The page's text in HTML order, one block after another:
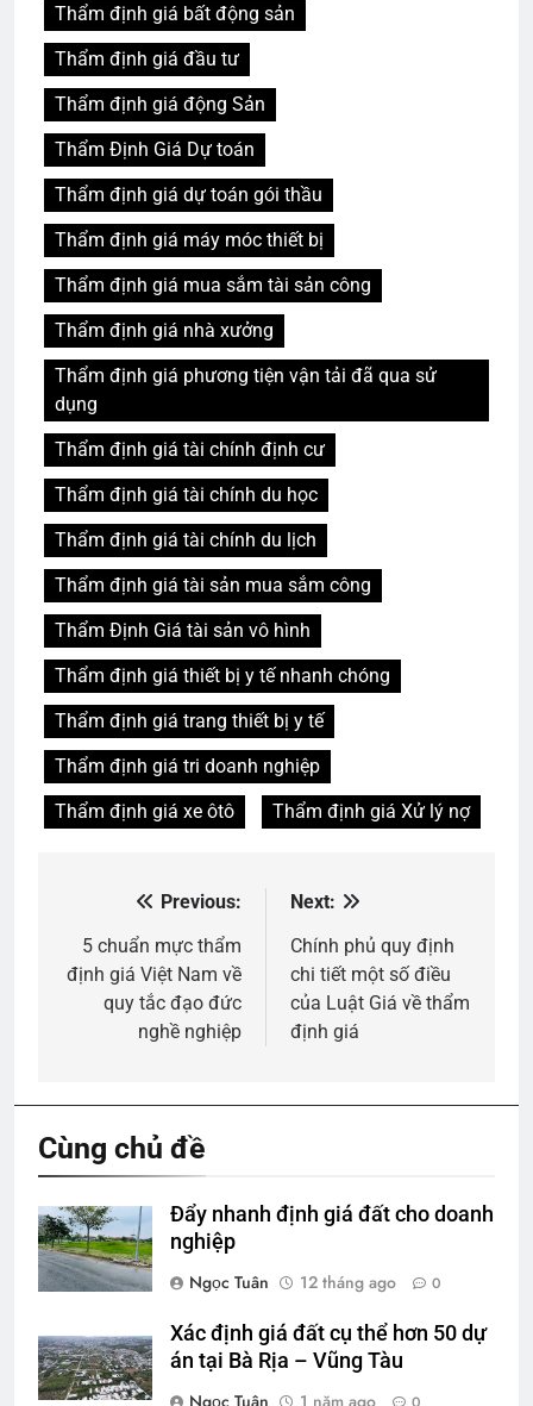
Thẩm định giá bất động sản
Thẩm định giá đầu tư
Thẩm định giá động Sản
Thẩm Định Giá Dự toán
Thẩm định giá dự toán gói thầu
Thẩm định giá máy móc thiết bị
Thẩm định giá mua sắm tài sản công
Thẩm định giá nhà xưởng
Thẩm định giá phương tiện vận tải đã qua sử
dụng
Thẩm định giá tài chính định cư
Thẩm định giá tài chính du học
Thẩm định giá tài chính du lịch
Thẩm định giá tài sản mua sắm công
Thẩm Định Giá tài sản vô hình
Thẩm định giá thiết bị y tế nhanh chóng
Thẩm định giá trang thiết bị y tế
Thẩm định giá tri doanh nghiệp
Thẩm định giá xe ôtô
Thẩm định giá Xử lý nợ
hướng
bài
Previous:
5 chuẩn mực thẩm
định giá Việt Nam về
quy tắc đạo đức
nghề nghiệp
Next:
Chính phủ quy định
chi tiết một số điều
của Luật Giá về thẩm
định giá
Cùng chủ đề
Đẩy nhanh định giá đất cho doanh
nghiệp
Ngọc Tuân
12 tháng ago 0
Xác định giá đất cụ thể hơn 50 dự
án tại Bà Rịa – Vũng Tàu
Ngọc Tuân
1 năm ago